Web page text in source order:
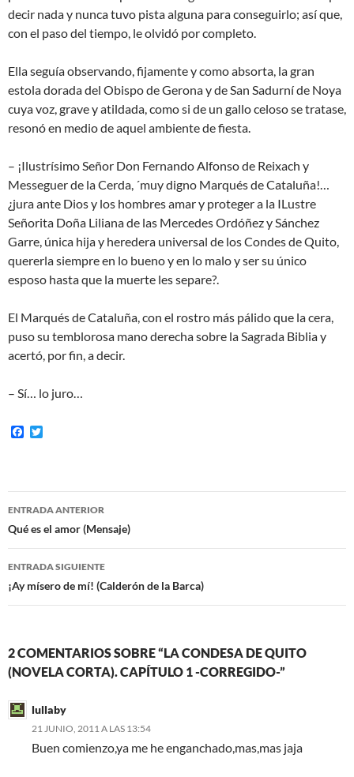
decir nada y nunca tuvo pista alguna para conseguirlo; así que,
con el paso del tiempo, le olvidó por completo.
Ella seguía observando, fijamente y como absorta, la gran
estola dorada del Obispo de Gerona y de San Sadurní de Noya
cuya voz, grave y atildada, como si de un gallo celoso se tratase,
resonó en medio de aquel ambiente de fiesta.
– ¡Ilustrísimo Señor Don Fernando Alfonso de Reixach y
Messeguer de la Cerda, ´muy digno Marqués de Cataluña!…
¿jura ante Dios y los hombres amar y proteger a la ILustre
Señorita Doña Liliana de las Mercedes Ordóñez y Sánchez
Garre, única hija y heredera universal de los Condes de Quito,
quererla siempre en lo bueno y en lo malo y ser su único
esposo hasta que la muerte les separe?.
El Marqués de Cataluña, con el rostro más pálido que la cera,
puso su temblorosa mano derecha sobre la Sagrada Biblia y
acertó, por fin, a decir.
– Sí… lo juro…
F
o
o
e
r
Navegación
de
entradas
ENTRADA ANTERIOR
Qué es el amor (Mensaje)
ENTRADA SIGUIENTE
¡Ay mísero de mí! (Calderón de la Barca)
2 COMENTARIOS SOBRE “LA CONDESA DE QUITO
(NOVELA CORTA). CAPÍTULO 1 -CORREGIDO-”
lullaby
21 JUNIO, 2011 A LAS 13:54
Buen comienzo,ya me he enganchado,mas,mas jaja